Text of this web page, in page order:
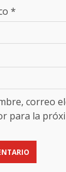
*
correo
para la